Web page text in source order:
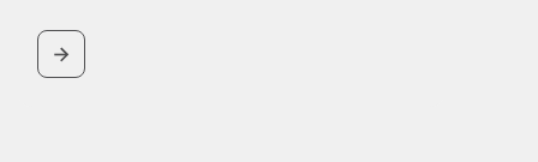
BUTTON